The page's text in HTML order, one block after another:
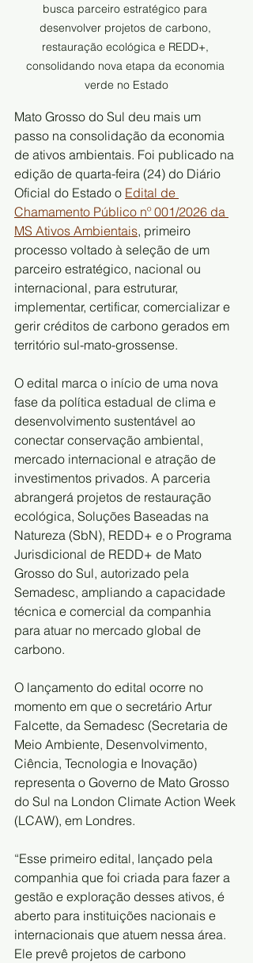
busca parceiro estratégico para
desenvolver projetos de carbono,
restauração ecológica e REDD+,
consolidando nova etapa da economia
verde no Estado
Mato Grosso do Sul deu mais um
passo na consolidação da economia
de ativos ambientais. Foi publicado na
edição de quarta-feira (24) do Diário
Oficial do Estado o Edital de
Chamamento Público nº 001/2026 da
MS Ativos Ambientais, primeiro
processo voltado à seleção de um
parceiro estratégico, nacional ou
internacional, para estruturar,
implementar, certificar, comercializar e
gerir créditos de carbono gerados em
território sul-mato-grossense.
O edital marca o início de uma nova
fase da política estadual de clima e
desenvolvimento sustentável ao
conectar conservação ambiental,
mercado internacional e atração de
investimentos privados. A parceria
abrangerá projetos de restauração
ecológica, Soluções Baseadas na
Natureza (SbN), REDD+ e o Programa
Jurisdicional de REDD+ de Mato
Grosso do Sul, autorizado pela
Semadesc, ampliando a capacidade
técnica e comercial da companhia
para atuar no mercado global de
carbono.
O lançamento do edital ocorre no
momento em que o secretário Artur
Falcette, da Semadesc (Secretaria de
Meio Ambiente, Desenvolvimento,
Ciência, Tecnologia e Inovação)
representa o Governo de Mato Grosso
do Sul na London Climate Action Week
(LCAW), em Londres.
“Esse primeiro edital, lançado pela
companhia que foi criada para fazer a
gestão e exploração desses ativos, é
aberto para instituições nacionais e
internacionais que atuem nessa área.
Ele prevê projetos de carbono